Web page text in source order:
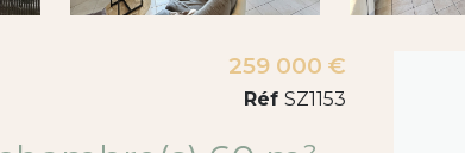
259 000 €
Réf SZ1153